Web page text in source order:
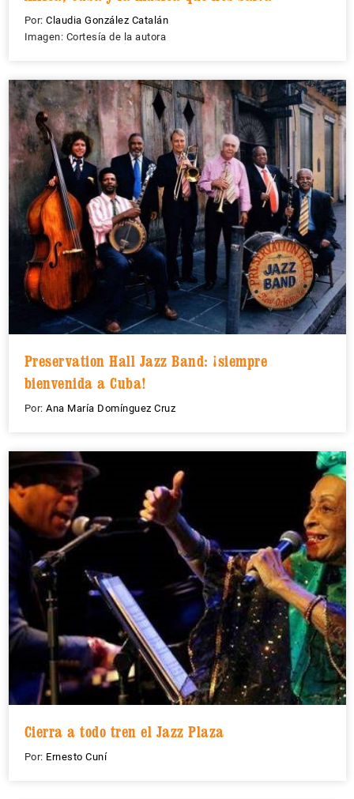
Por: Claudia González Catalán
Imagen: Cortesía de la autora
Preservation Hall Jazz Band: ¡siempre
bienvenida a Cuba!
Por: Ana María Domínguez Cruz
Cierra a todo tren el Jazz Plaza
Por: Ernesto Cuní